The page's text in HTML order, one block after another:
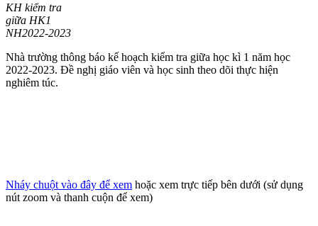
KH kiểm tra
giữa HK1
NH2022-2023
Nhà trường thông báo kế hoạch kiểm tra giữa học kì 1 năm học
2022-2023. Đề nghị giáo viên và học sinh theo dõi thực hiện
nghiêm túc.
Nháy chuột vào đây để xem hoặc xem trực tiếp bên dưới (sử dụng
nút zoom và thanh cuộn để xem)